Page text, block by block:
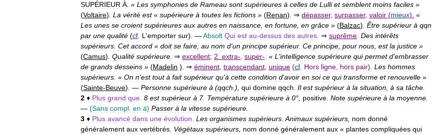
SUPÉRIEUR À « Les symphonies de Rameau sont supérieures à celles de Lulli et semblent moins faciles »
(Voltaire) La vérité est« supérieure à toutes les fictions » (Renan) ⇒ dépasser, surpasser, valoir (mieux). «
Les unes se croient supérieures aux autres en naissance en fortune en grâce » (Balzac) Être supérieur à qqn
par une qualité (cf L 'emporter sur) —Absolt Qui est au-dessus des autres ⇒ suprême Des intérêts
supérieurs Cet accord « doit se faire au nom d'un principe supérieur. Ce principe pour nous est la justice »
(Camus) Qualité supérieure ⇒ excellent; 2 extra- super- « L 'intelligence supérieure qui permet d'embrasser
de grands desseins » (Madelin ) ⇒ éminent transcendant unique (cf Hors ligne hors pair). Les hommes
supérieurs . « On n'est tout à fait supérieur qu'à cette condition d'avoir en soi ce qui transforme et renouvelle »
(Sainte-Beuve) — Personne supérieure à (qqch .), qui domine qqch Il est supérieur à la situation à sa tâche
2 ♦ Plus grand que 8 est supérieur à 7. Température supérieure à 0°, positive Note supérieure à la moyenne
— (Sans compl en à) Passer à la vitesse supérieure
3 ♦ Plus avancé dans une évolution Les organismes supérieurs Animaux supérieurs nom donné
généralement aux vertébrés Végétaux supérieurs nom donné généralement aux « plantes compliquées qui